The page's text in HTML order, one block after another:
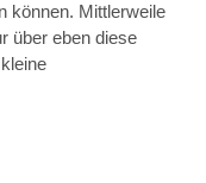
können. Mittlerweile
über eben diese